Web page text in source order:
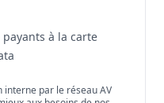
à la carte
interne par le réseau AV